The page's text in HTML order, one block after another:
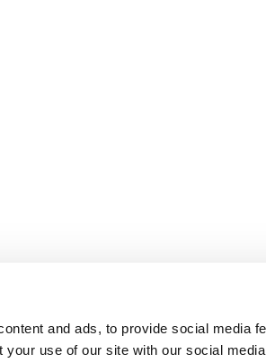
and ads, to provide social media
your use of our site with our social